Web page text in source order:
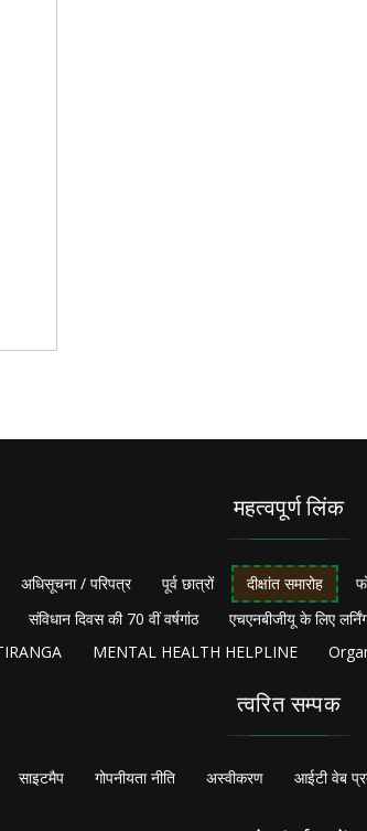
महत्वपूर्ण लिंक
अधिसूचना / परिपत्र पूर्व छात्रों दीक्षांत समारोह
संविधान दिवस की 70 वीं वर्षगांठ एचएनबीजीयू के लिए
MENTAL HEALTH HELPLINE
त्वरित सम्पक
साइटमैप गोपनीयता नीति अस्वीकरण आईटी वेब